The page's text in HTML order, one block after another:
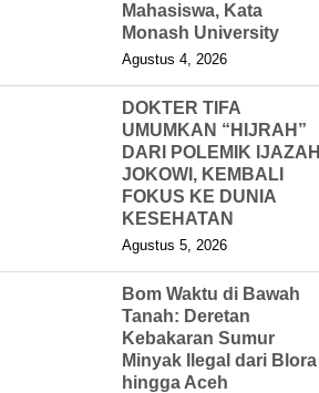
Mahasiswa, Kata
Monash University
Agustus 4, 2026
DOKTER TIFA
UMUMKAN “HIJRAH”
DARI POLEMIK IJAZAH
JOKOWI, KEMBALI
FOKUS KE DUNIA
KESEHATAN
Agustus 5, 2026
Bom Waktu di Bawah
Tanah: Deretan
Kebakaran Sumur
Minyak Ilegal dari Blora
hingga Aceh